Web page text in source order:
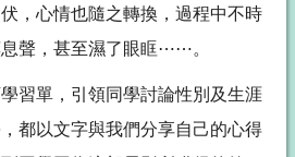
，心情也隨之轉換，過程中不時
聲，甚至濕了眼眶⋯⋯。
習單，引領同學討論性別及生涯
都以文字與我們分享自己的心得